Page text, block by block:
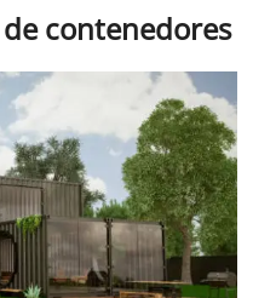
contenedores